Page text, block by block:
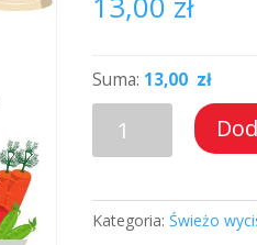
Suma: 13,00 zł
iKategoria:Świeżo